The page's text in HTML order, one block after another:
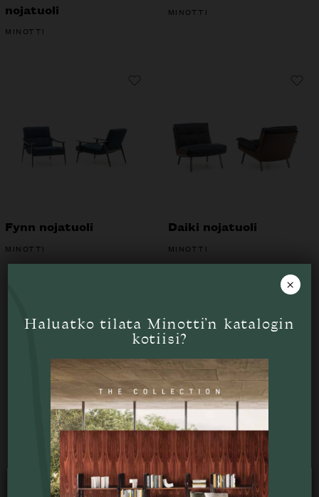
nojatuoli
MINOTTI
MINOTTI
Fynn nojatuoli
MINOTTI
Daiki nojatuoli
MINOTTI
Etkö löytänyt etsimääsi?
Tiesithän, että kauttamme on mahdollista tilata
kaikkien edustamiemme merkkien tuotteita, jotka
eivät ole esillä nettisivuillamme? Tiedustele lisää
puhelimitse09 612 9440tai sähköpostilla
sales@skanno.fi
Haluatko tilata Minotti’n katalogin
kotiisi?
×